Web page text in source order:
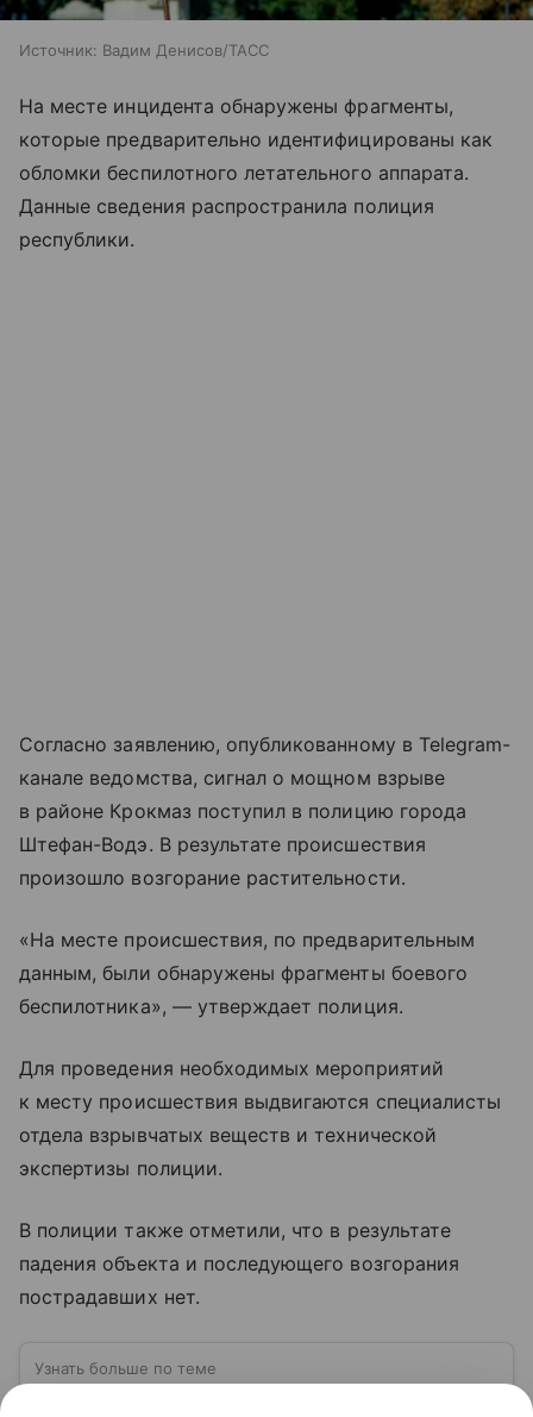
Источник: Вадим Денисов/ТАСС
На месте инцидента обнаружены фрагменты,
которые предварительно идентифицированы как
обломки беспилотного летательного аппарата.
Данные сведения распространила полиция
республики.
Согласно заявлению, опубликованному в Telegram-
канале ведомства, сигнал о мощном взрыве
в районе Крокмаз поступил в полицию города
Штефан-Водэ. В результате происшествия
произошло возгорание растительности.
«На месте происшествия, по предварительным
данным, были обнаружены фрагменты боевого
беспилотника», — утверждает полиция.
Для проведения необходимых мероприятий
к месту происшествия выдвигаются специалисты
отдела взрывчатых веществ и технической
экспертизы полиции.
В полиции также отметили, что в результате
падения объекта и последующего возгорания
пострадавших нет.
Узнать больше по теме